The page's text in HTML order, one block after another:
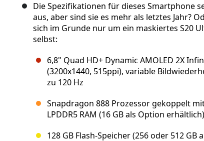
Die Spezifikationen für dieses Smartphone
aus, aber sind sie es mehr als letztes Jahr?
sich im Grunde nur um ein maskiertes S20
selbst:
6,8" Quad HD+ Dynamic AMOLED 2X
(3200x1440, 515ppi), variable
zu 120 Hz
Snapdragon 888 Prozessor gekoppelt
LPDDR5 RAM (16 GB als Option erhältlich)
128 GB Flash-Speicher (256 oder 512 GB